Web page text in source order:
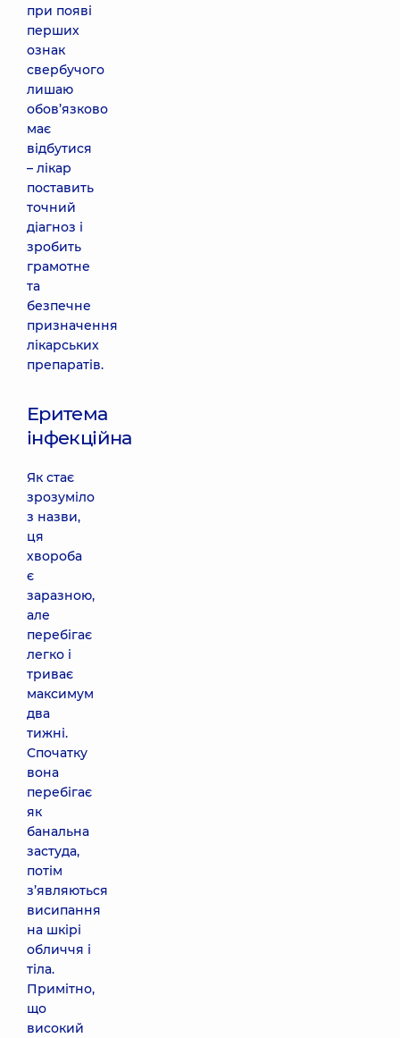
при появі
перших
ознак
свербучого
лишаю
обов’язково
має
відбутися
– лікар
поставить
точний
діагноз і
зробить
грамотне
та
безпечне
призначення
лікарських
препаратів.
Еритема
інфекційна
Як стає
зрозуміло
з назви,
ця
хвороба
є
заразною,
але
перебігає
легко і
триває
максимум
два
тижні.
Спочатку
вона
перебігає
як
банальна
застуда,
потім
з’являються
висипання
на шкірі
обличчя і
тіла.
Примітно,
що
високий